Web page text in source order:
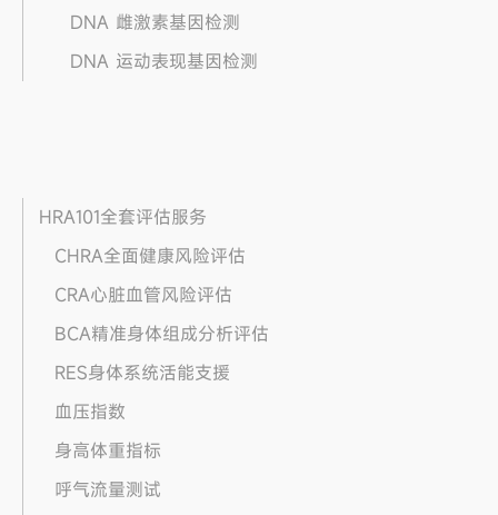
DNA 雌激素基因检测
DNA 运动表现基因检测
HRA101全套评估服务
CHRA全面健康风险评估
CRA心脏血管风险评估
BCA精准身体组成分析评估
RES身体系统活能支援
血压指数
身高体重指标
呼气流量测试